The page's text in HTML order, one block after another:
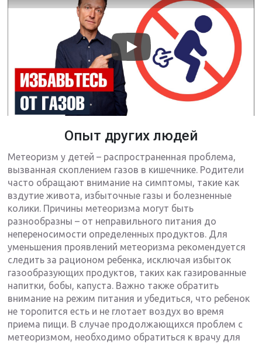
Опыт других людей
Метеоризм у детей – распространенная проблема,
вызванная скоплением газов в кишечнике. Родители
часто обращают внимание на симптомы, такие как
вздутие живота, избыточные газы и болезненные
колики. Причины метеоризма могут быть
разнообразны – от неправильного питания до
непереносимости определенных продуктов. Для
уменьшения проявлений метеоризма рекомендуется
следить за рационом ребенка, исключая избыток
газообразующих продуктов, таких как газированные
напитки, бобы, капуста. Важно также обратить
внимание на режим питания и убедиться, что ребенок
не торопится есть и не глотает воздух во время
приема пищи. В случае продолжающихся проблем с
метеоризмом, необходимо обратиться к врачу для